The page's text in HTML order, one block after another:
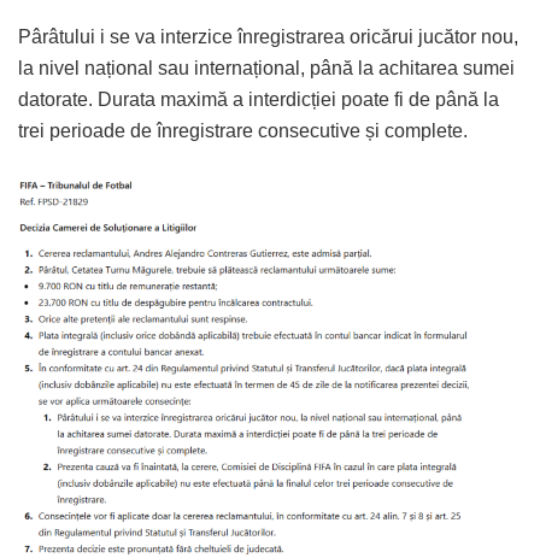
Pârâtului i se va interzice înregistrarea oricărui jucător nou,
la nivel național sau internațional, până la achitarea sumei
datorate. Durata maximă a interdicției poate fi de până la
trei perioade de înregistrare consecutive și complete.